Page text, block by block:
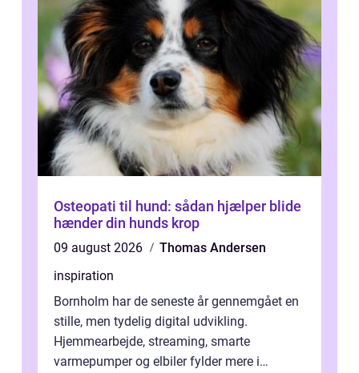
Osteopati til hund: sådan hjælper blide
hænder din hunds krop
09 august 2026
Thomas Andersen
inspiration
Bornholm har de seneste år gennemgået en
stille, men tydelig digital udvikling.
Hjemmearbejde, streaming, smarte
varmepumper og elbiler fylder mere i